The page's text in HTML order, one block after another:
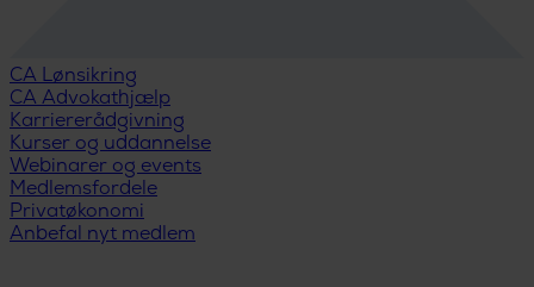
CA Lønsikring
CA Advokathjælp
Karriererådgivning
Kurser og uddannelse
Webinarer og events
Medlemsfordele
Privatøkonomi
Anbefal nyt medlem